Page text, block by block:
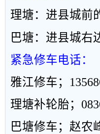
理塘：进县城前
巴塘：进县城右
紧急修车电话：
雅江修车；
理塘补轮胎；
巴塘修车；赵农